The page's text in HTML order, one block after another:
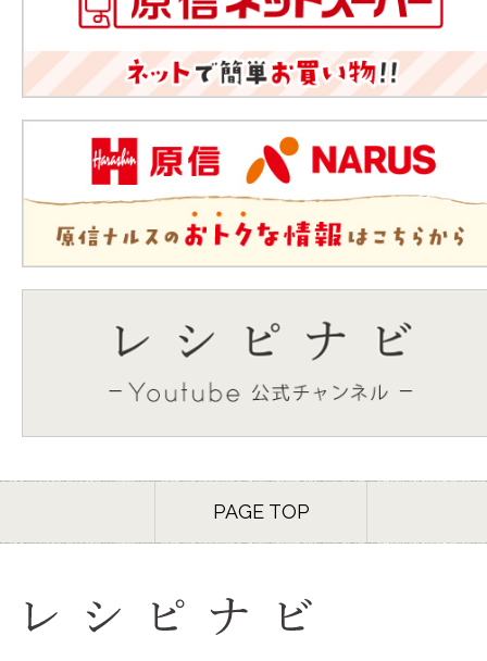
PAGE TOP